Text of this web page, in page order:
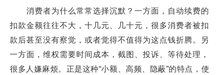
消费者为什么常常选择沉默？一方面，自动续费的
扣款金额往往不大，十几元、几十元，很多消费者被扣
款后甚至没有察觉，或者觉得不值得为这点钱折腾。另
一方面，维权需要时间成本，截图、投诉、等待处理，
很多人嫌麻烦。正是这种“小额、高频、隐蔽”的特点，使